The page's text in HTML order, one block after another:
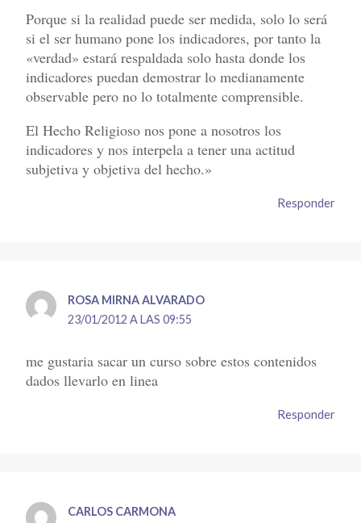
Porque si la realidad puede ser medida, solo lo será
si el ser humano pone los indicadores, por tanto la
«verdad» estará respaldada solo hasta donde los
indicadores puedan demostrar lo medianamente
observable pero no lo totalmente comprensible.
El Hecho Religioso nos pone a nosotros los
indicadores y nos interpela a tener una actitud
subjetiva y objetiva del hecho.»
Responder
ROSA MIRNA ALVARADO
23/01/2012 A LAS 09:55
me gustaria sacar un curso sobre estos contenidos
dados llevarlo en linea
Responder
CARLOS CARMONA